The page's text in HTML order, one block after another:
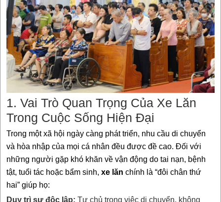
1. Vai Trò Quan Trọng Của Xe Lăn
Trong Cuộc Sống Hiện Đại
Trong một xã hội ngày càng phát triển, nhu cầu di chuyển
và hòa nhập của mọi cá nhân đều được đề cao. Đối với
những người gặp khó khăn về vận động do tai nạn, bệnh
tật, tuổi tác hoặc bẩm sinh, xe lăn chính là “đôi chân thứ
hai” giúp họ:
Duy trì sự độc lập: Tự chủ trong việc di chuyển, không